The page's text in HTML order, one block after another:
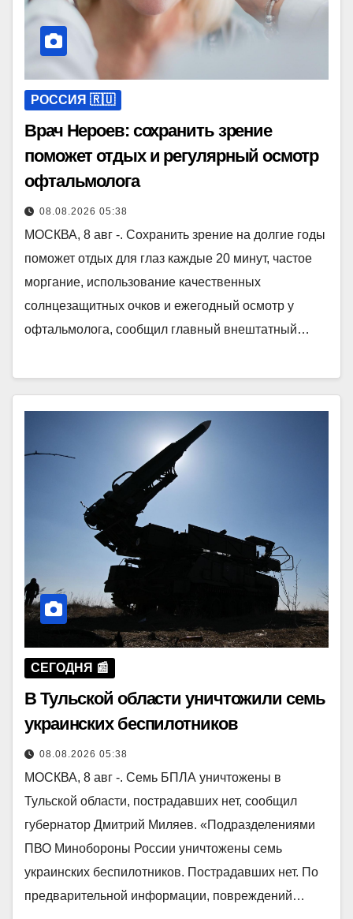
РОССИЯ 🇷🇺
Врач Нероев: сохранить зрение
поможет отдых и регулярный осмотр
офтальмолога
08.08.2026 05:38
МОСКВА, 8 авг -. Сохранить зрение на долгие годы
поможет отдых для глаз каждые 20 минут, частое
моргание, использование качественных
солнцезащитных очков и ежегодный осмотр у
офтальмолога, сообщил главный внештатный…
СЕГОДНЯ 📰
В Тульской области уничтожили семь
украинских беспилотников
08.08.2026 05:38
МОСКВА, 8 авг -. Семь БПЛА уничтожены в
Тульской области, пострадавших нет, сообщил
губернатор Дмитрий Миляев. «Подразделениями
ПВО Минобороны России уничтожены семь
украинских беспилотников. Пострадавших нет. По
предварительной информации, повреждений…